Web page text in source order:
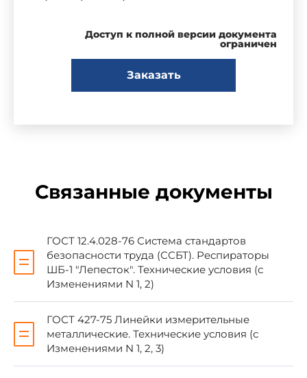
За принятие проголосовали
----+
¦ ¦ строительством ¦
+----------------------------+--------------------------------
Азербайджанской Республики ¦
¦ ¦ ¦
¦Республика Армения ¦Госупрархитектуры
Республики Армения ¦
¦ ¦ ¦
¦Республика Белоруссия ¦Минстрой
архитектуры Республики ¦
¦ ¦Беларусь ¦
¦ ¦ ¦
¦Республика Казахстан ¦Минстрой
Доступ к полной версии документа
ограничен
Заказать
Связанные документы
ГОСТ 12.4.028-76 Система стандартов
безопасности труда (ССБТ). Респираторы
ШБ-1 "Лепесток". Технические условия (с
Изменениями N 1, 2)
ГОСТ 427-75 Линейки измерительные
металлические. Технические условия (с
Изменениями N 1, 2, 3)